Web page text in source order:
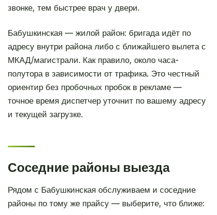
звонке, тем быстрее врач у двери.
Бабушкинская — жилой район: бригада идёт по
адресу внутри района либо с ближайшего вылета с
МКАД/магистрали. Как правило, около часа-
полутора в зависимости от трафика. Это честный
ориентир без пробочных пробок в рекламе —
точное время диспетчер уточнит по вашему адресу
и текущей загрузке.
Соседние районы выезда
Рядом с Бабушкинская обслуживаем и соседние
районы по тому же прайсу — выберите, что ближе: